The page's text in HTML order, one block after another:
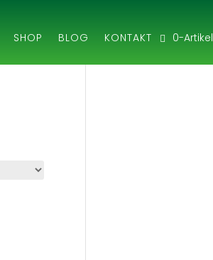
SHOP BLOG KONTAKT 0-Artikel